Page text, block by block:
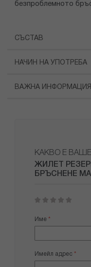
безпроблемното
СЪСТАВ
НАЧИН НА УПОТРЕБА
ВАЖНА ИНФОРМАЦИЯ
КАКВО Е
ЖИЛЕТ
БРЪСНЕНЕ
star
stars
stars
stars
stars
Име
Имейл адрес